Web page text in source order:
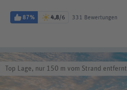
87% 4,8/6 331 Bewertungen
Top Lage, nur 150 m vom Strand entfernt